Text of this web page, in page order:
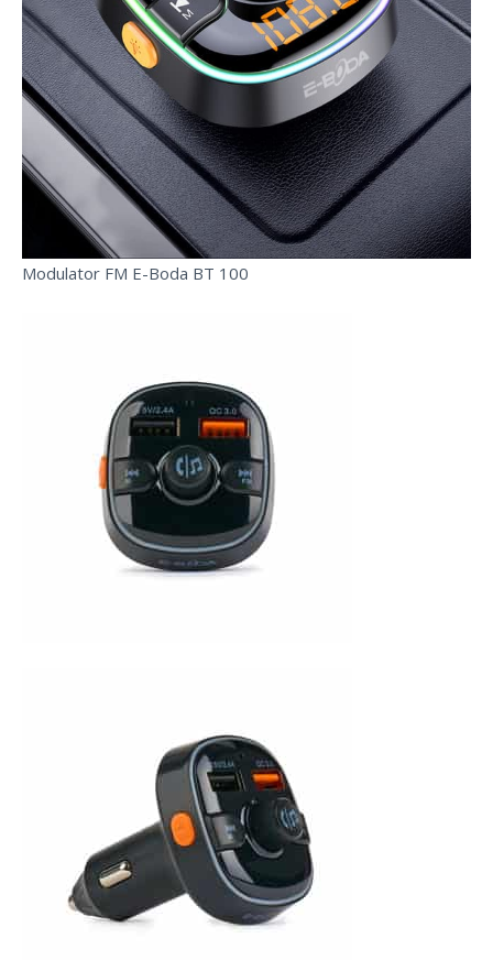
Modulator FM E-Boda BT 100